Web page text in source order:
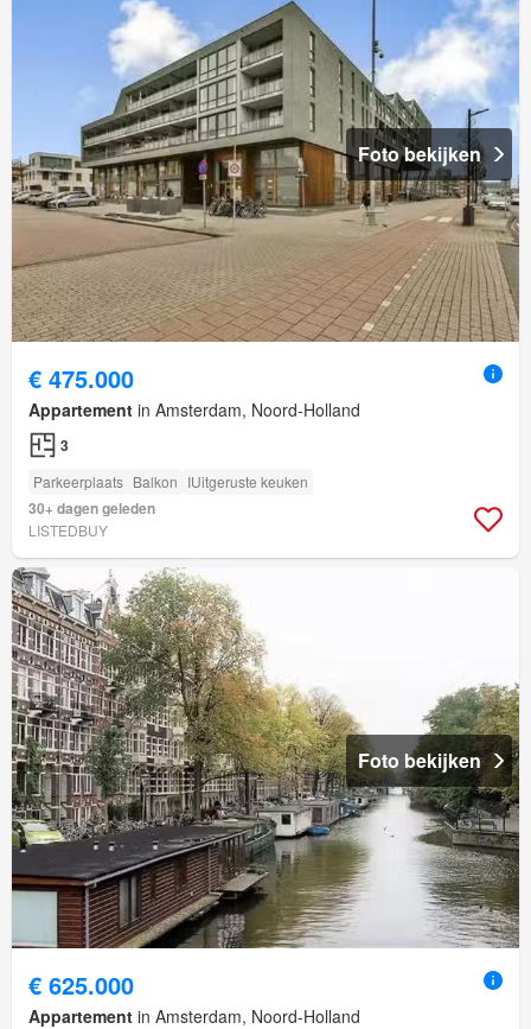
Foto bekijken
€ 475.000
Appartement in Amsterdam, Noord-Holland
3
Parkeerplaats Balkon IUitgeruste keuken
30+ dagen geleden
LISTEDBUY
Foto bekijken
€ 625.000
Appartement in Amsterdam, Noord-Holland